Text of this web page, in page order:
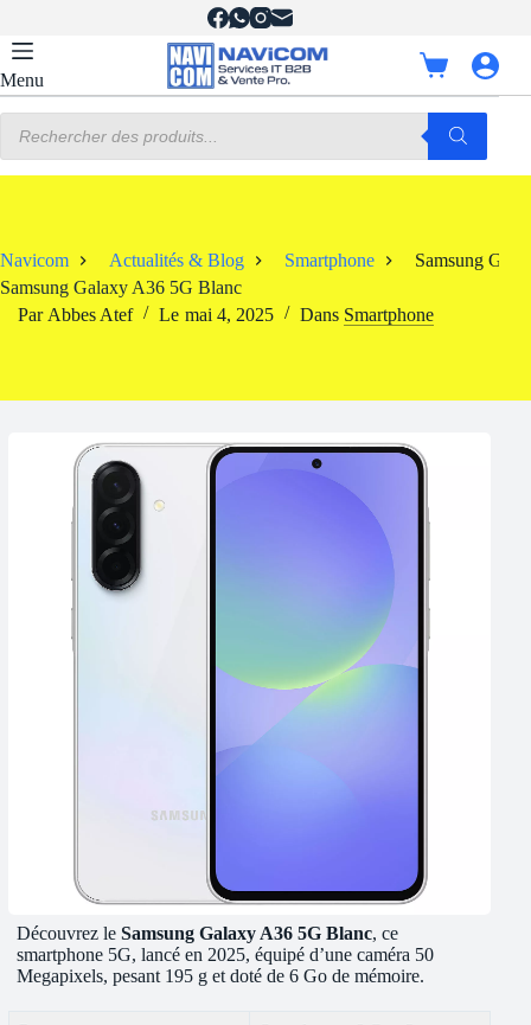
contenu
Menu
Panier
d’achat
produits
Navicom Actualités & Blog Smartphone
Samsung
Samsung Galaxy A36 5G Blanc
Par Abbes Atef Le mai 4, 2025 Dans Smartphone
Découvrez leSamsung Galaxy A36 5G Blanc, ce
smartphone 5G, lancé en 2025, équipé d’une caméra 50
Megapixels, pesant 195 g et doté de 6 Go de mémoire.